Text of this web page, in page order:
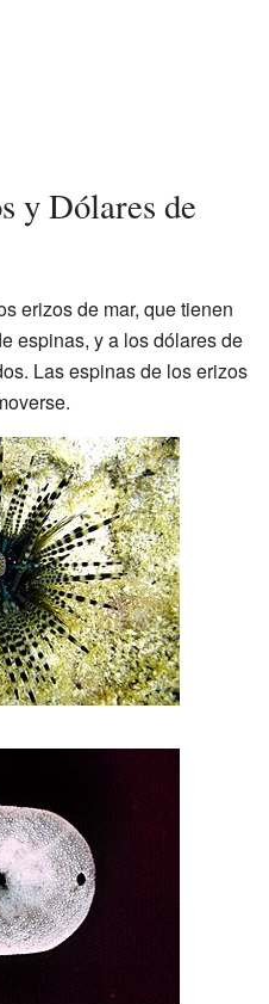
y Dólares de
erizos de mar, que tienen
espinas, y a los dólares de
Las espinas de los erizos